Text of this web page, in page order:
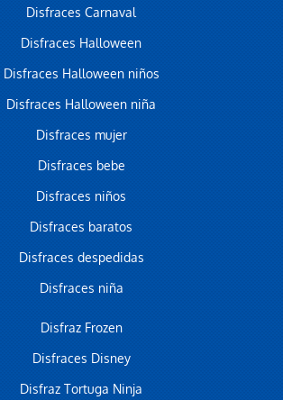
Disfraces Carnaval
Disfraces Halloween
Disfraces Halloween niños
Disfraces Halloween niña
Disfraces mujer
Disfraces bebe
Disfraces niños
Disfraces baratos
Disfraces despedidas
Disfraces niña
Disfraz Frozen
Disfraces Disney
Disfraz Tortuga Ninja